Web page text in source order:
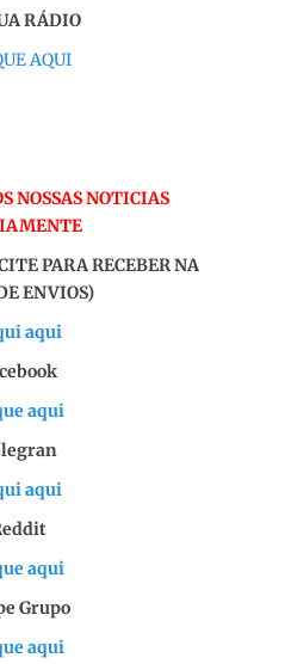
RÁDIO
AQUI
NOSSAS NOTICIAS
PARA RECEBER NA
ENVIOS)
aqui
aqui
aqui
aqui
Grupo
aqui